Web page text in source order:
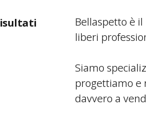
Bellaspetto è
liberi
Siamo
progettiamo e
davvero a